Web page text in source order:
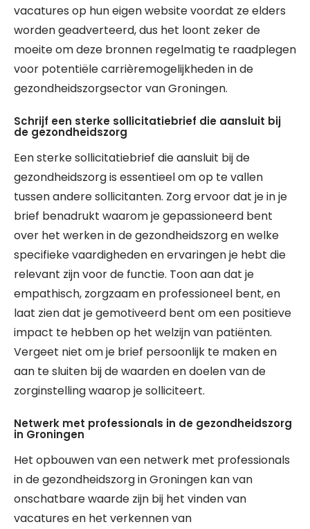
vacatures op hun eigen website voordat ze elders
worden geadverteerd, dus het loont zeker de
moeite om deze bronnen regelmatig te raadplegen
voor potentiële carrièremogelijkheden in de
gezondheidszorgsector van Groningen.
Schrijf een sterke sollicitatiebrief die aansluit bij
de gezondheidszorg
Een sterke sollicitatiebrief die aansluit bij de
gezondheidszorg is essentieel om op te vallen
tussen andere sollicitanten. Zorg ervoor dat je in je
brief benadrukt waarom je gepassioneerd bent
over het werken in de gezondheidszorg en welke
specifieke vaardigheden en ervaringen je hebt die
relevant zijn voor de functie. Toon aan dat je
empathisch, zorgzaam en professioneel bent, en
laat zien dat je gemotiveerd bent om een positieve
impact te hebben op het welzijn van patiënten.
Vergeet niet om je brief persoonlijk te maken en
aan te sluiten bij de waarden en doelen van de
zorginstelling waarop je solliciteert.
Netwerk met professionals in de gezondheidszorg
in Groningen
Het opbouwen van een netwerk met professionals
in de gezondheidszorg in Groningen kan van
onschatbare waarde zijn bij het vinden van
vacatures en het verkennen van